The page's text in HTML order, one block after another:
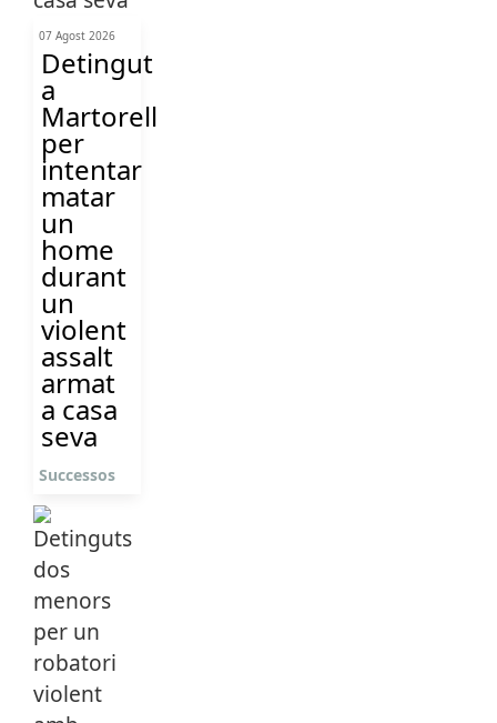
07 Agost 2026
Detingut
a
Martorell
per
intentar
matar
un
home
durant
un
violent
assalt
armat
a casa
seva
Successos